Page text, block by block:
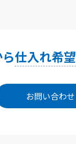
仕入れ希望
お問い合わせ